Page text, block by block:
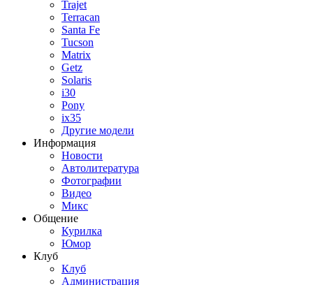
Trajet
Terracan
Santa Fe
Tucson
Matrix
Getz
Solaris
i30
Pony
ix35
Другие модели
Информация
Новости
Автолитература
Фотографии
Видео
Микс
Общение
Курилка
Юмор
Клуб
Клуб
Администрация